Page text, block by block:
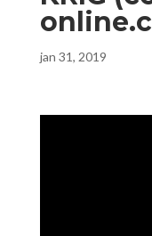
jan 31, 2019